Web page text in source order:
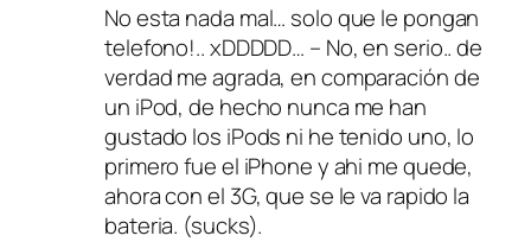
No esta nada mal… solo que le pongan
telefono!.. xDDDDD… – No, en serio.. de
verdad me agrada, en comparación de
un iPod, de hecho nunca me han
gustado los iPods ni he tenido uno, lo
primero fue el iPhone y ahi me quede,
ahora con el 3G, que se le va rapido la
bateria. (sucks).